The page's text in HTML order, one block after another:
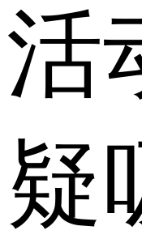
活
疑